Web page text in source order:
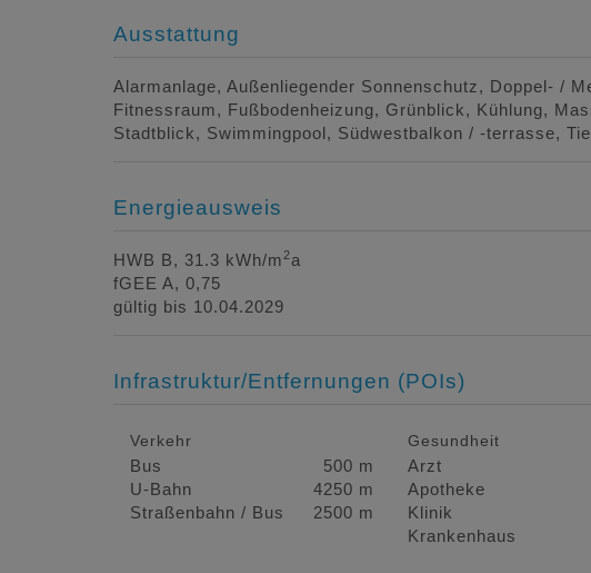
Ausstattung
Alarmanlage Außenliegender Sonnenschutz Doppel- /
Fitnessraum
Fußbodenheizung Grünblick Kühlung
Stadtblick
Swimmingpool Südwestbalkon / -terrasse
Energieausweis
HWB B, 31.3 kWh/m 2a
fGEE A, 0,75
gültig bis 10.04.2029
Infrastruktur/Entfernungen (POIs)
Verkehr
Bus
500 m
U-Bahn
4250 m
Straßenbahn / Bus
2500 m
Gesundheit
Arzt
Apotheke
Klinik
Krankenhaus